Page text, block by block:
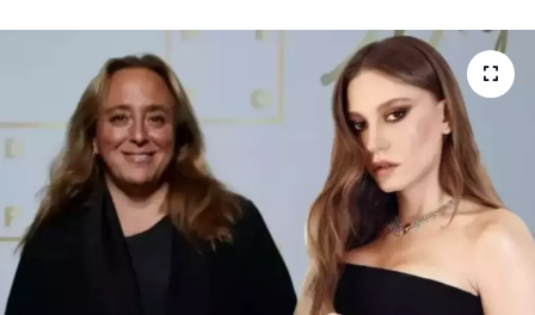
TEKNOLOJİ
YAŞAM
YEREL YÖNETİMLER